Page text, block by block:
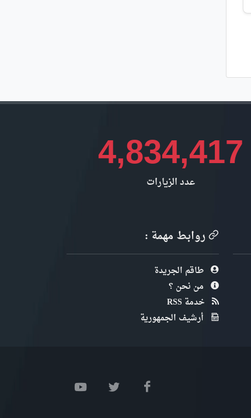
4,834,417
عدد الزيارات
روابط مهمة :
طاقم الجريدة
من نحن ؟
خدمة RSS
أرشيف الجمهورية